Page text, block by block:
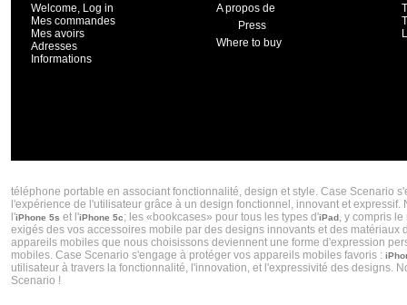
Welcome, Log in
Mes commandes
Mes avoirs
Adresses
Informations
A propos de
Press
Where to buy
téléphone portable en associant fonctionnalité, design et style. Case Scenario
l'expérience de l'utilisateur grâce à un design fonctionnel, innovant et
l'iPhone 5s et l'iPhone 5c; les «bookcases» pour tous les types d'iPad, y compris
exigés des vos accessoires mobile par des designs innovants et des
appareils mobiles que nous choisissons deviennent une forme d'expression
mobiles. Case Scenario s'engage à protéger vos appareils mobiles favoris :
utilisateur à travers la fonctionnalité, l'innovation, et l'expressivité des designs.
Scenario !